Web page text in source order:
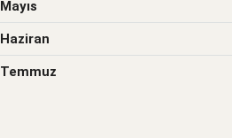
Mayıs
Haziran
Temmuz